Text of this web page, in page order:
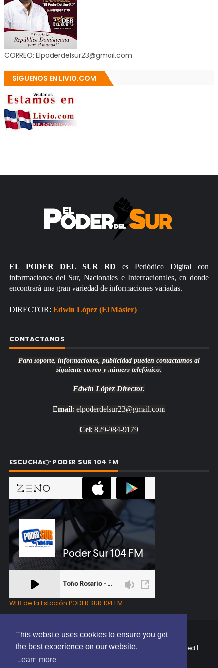
This website uses cookies to ensure you get
the best experience on our website.
Learn more
CORREO: Elpoderdelsur23@gmail.com
SÍGUENOS EN LIVIO.COM
EL PODER DEL SUR RD es Periódico Digital con
informaciones del Sur, Nacionales e Internacionales, en donde
encontrará una gran variedad de informaciones variadas.
DIRECTOR: Edwin López (El Máster)
CONTACTANOS
Para soporte, informaciones, publicidad pueden contactarnos al
siguiente correo y número telefónico.
Edwin López Director.
Email: elpoderdelsur23@gmail.com
Cel: 829-984-9179
ESCUCHA👉 PODER SUR 104 FM
WEB de la Estación PODER SUR 104 FM
Copyright © 2025 | EL PODER DEL SUR RD | All Rights Reserved |